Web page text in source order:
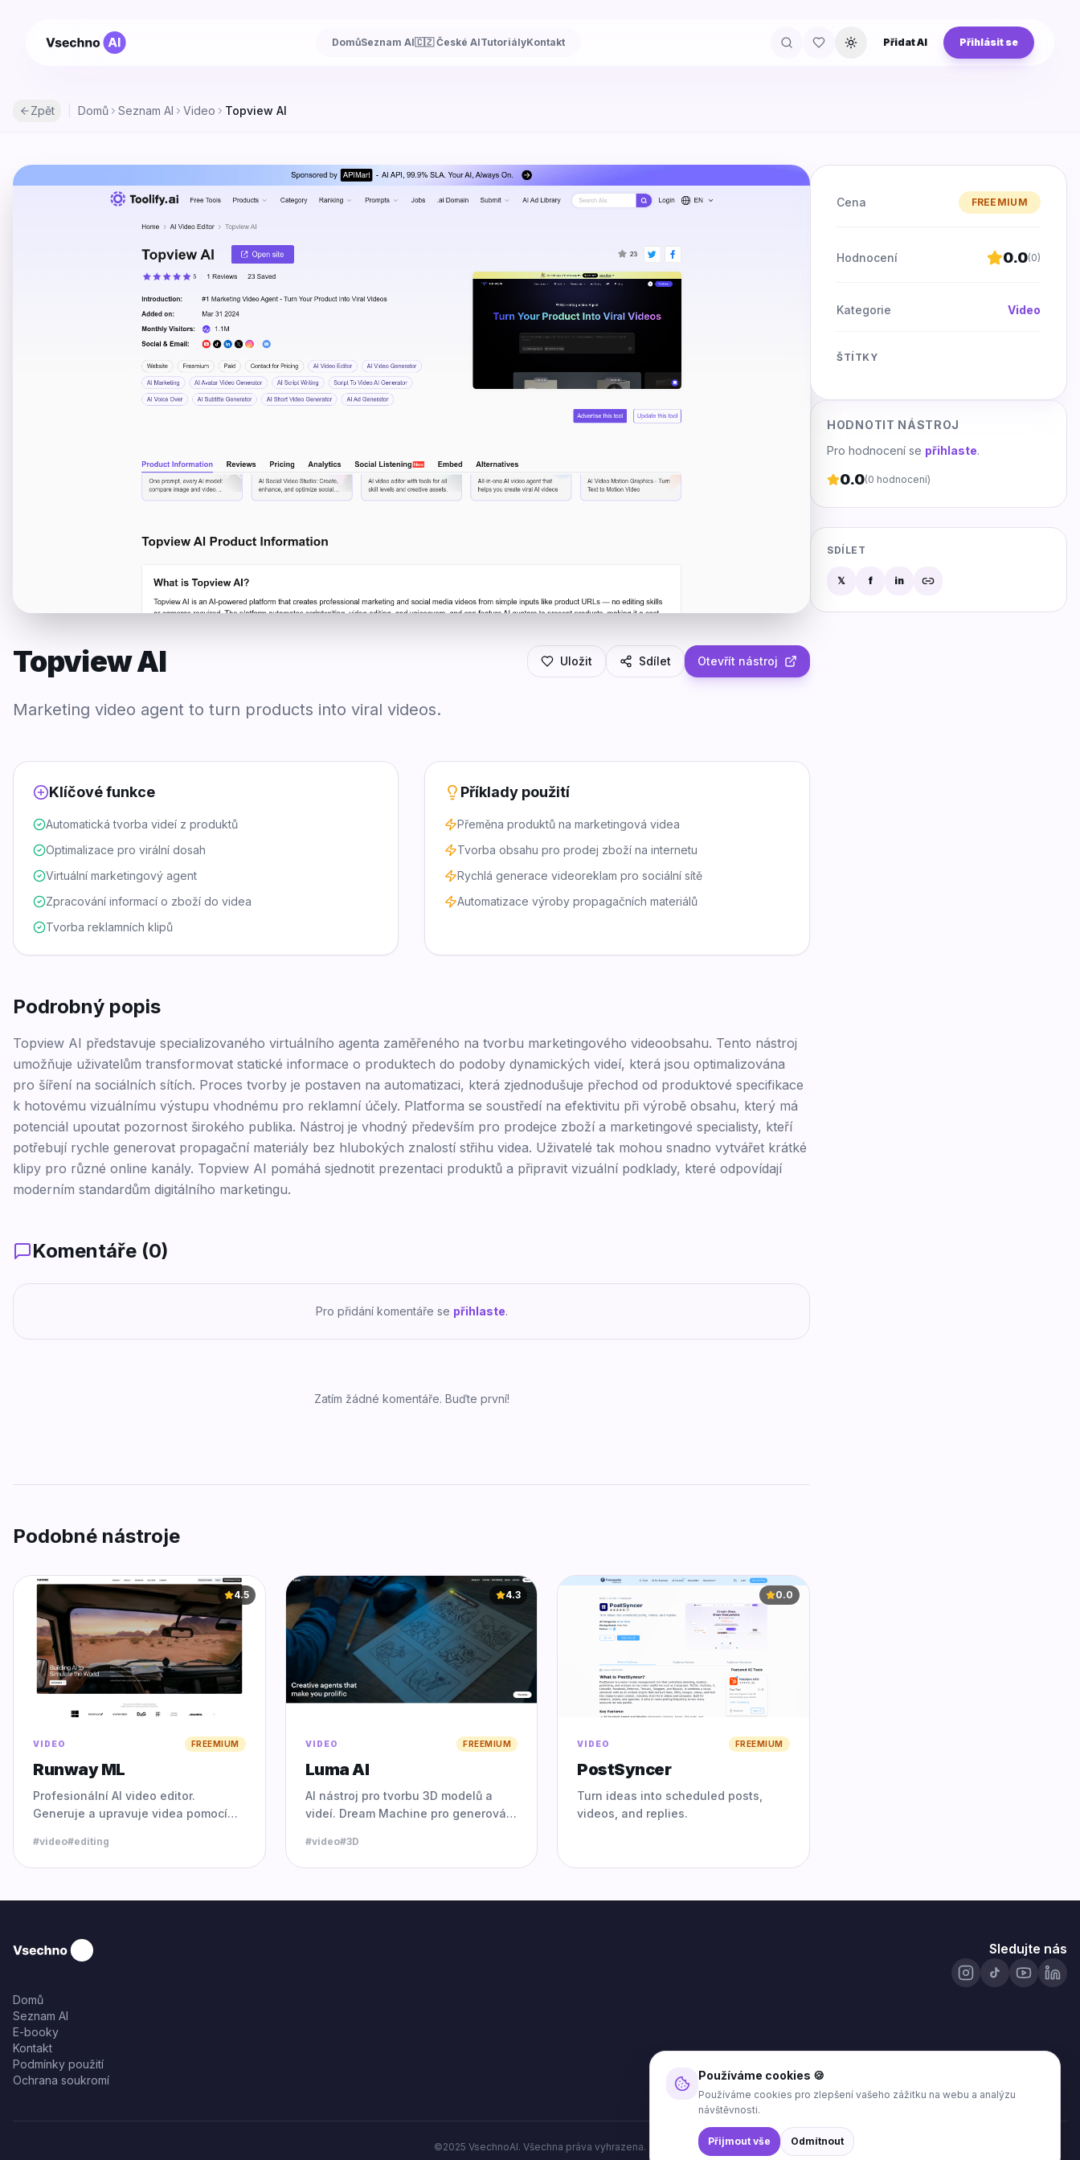
DomůSeznam AI🇨🇿 České AITutoriályKontakt Přepnout téma
Přidat AI Přihlásit se
Zpět Domů Seznam AI Video Topview AI
Topview AI Uložit Sdílet Otevřít nástroj
Marketing video agent to turn products into viral videos.
Klíčové funkce
Automatická tvorba videí z produktů
Optimalizace pro virální dosah
Virtuální marketingový agent
Zpracování informací o zboží do videa
Tvorba reklamních klipů
Příklady použití
Přeměna produktů na marketingová videa
Tvorba obsahu pro prodej zboží na internetu
Rychlá generace videoreklam pro sociální sítě
Automatizace výroby propagačních materiálů
Podrobný popis
Topview AI představuje specializovaného virtuálního agenta zaměřeného na tvorbu marketingového videoobsahu. Tento nástroj
umožňuje uživatelům transformovat statické informace o produktech do podoby dynamických videí, která jsou optimalizována
pro šíření na sociálních sítích. Proces tvorby je postaven na automatizaci, která zjednodušuje přechod od produktové specifikace
k hotovému vizuálnímu výstupu vhodnému pro reklamní účely. Platforma se soustředí na efektivitu při výrobě obsahu, který má
potenciál upoutat pozornost širokého publika. Nástroj je vhodný především pro prodejce zboží a marketingové specialisty, kteří
potřebují rychle generovat propagační materiály bez hlubokých znalostí střihu videa. Uživatelé tak mohou snadno vytvářet krátké
klipy pro různé online kanály. Topview AI pomáhá sjednotit prezentaci produktů a připravit vizuální podklady, které odpovídají
moderním standardům digitálního marketingu.
Komentáře (0)
Pro přidání komentáře se přihlaste.
Zatím žádné komentáře. Buďte první!
Podobné nástroje
4.5
VIDEO FREEMIUM
Runway ML
Profesionální AI video editor.
Generuje a upravuje videa pomocí
#video#editing
4.3
VIDEO FREEMIUM
Luma AI
AI nástroj pro tvorbu 3D modelů a
videí. Dream Machine pro generování
#video#3D
0.0
VIDEO FREEMIUM
PostSyncer
Turn ideas into scheduled posts,
videos, and replies.
Cena FREEMIUM
Hodnocení 0.0(0)
Kategorie Video
ŠTÍTKY
HODNOTIT NÁSTROJ
Pro hodnocení se přihlaste.
0.0(0 hodnocení)
SDÍLET
𝕏 f in
Domů
Seznam AI
E-booky
Kontakt
Podmínky použití
Ochrana soukromí
Sledujte nás
©2025 VsechnoAI. Všechna práva vyhrazena.
Používáme cookies 🍪
Používáme cookies pro zlepšení vašeho zážitku na webu a analýzu
návštěvnosti.
Přijmout vše Odmítnout